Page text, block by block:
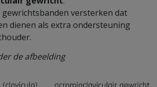
versterken dat
dienen als extra ondersteuning
de afbeelding